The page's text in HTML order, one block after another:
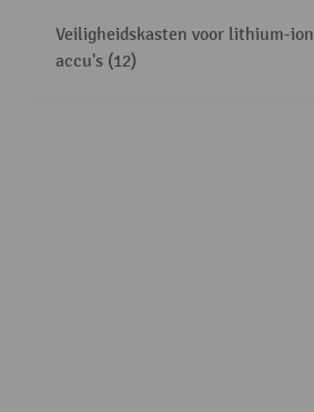
Veiligheidskasten voor lithium-ion
accu's (12)